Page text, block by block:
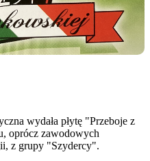
wydała płytę "Przeboje z
oprócz zawodowych
z grupy "Szydercy".